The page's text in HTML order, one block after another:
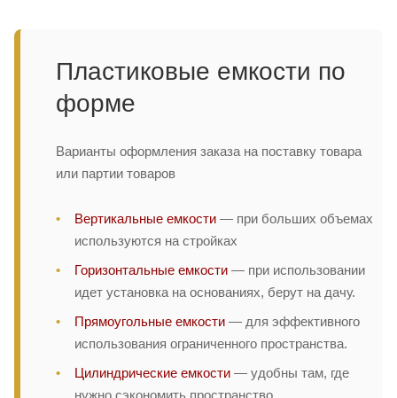
Пластиковые емкости по
форме
Варианты оформления заказа на поставку товара
или партии товаров
Вертикальные емкости — при больших объемах
используются на стройках
Горизонтальные емкости — при использовании
идет установка на основаниях, берут на дачу.
Прямоугольные емкости — для эффективного
использования ограниченного пространства.
Цилиндрические емкости — удобны там, где